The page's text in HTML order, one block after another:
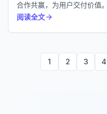
合作共赢，为用户交付价值。
阅读全文
1 2 3 4